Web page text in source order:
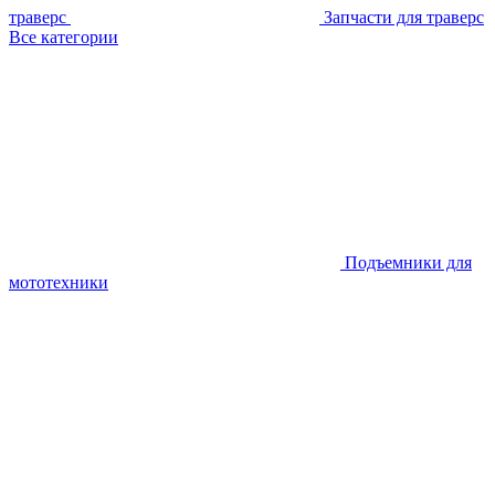
траверс
Запчасти для траверс
Все категории
Подъемники для
мототехники